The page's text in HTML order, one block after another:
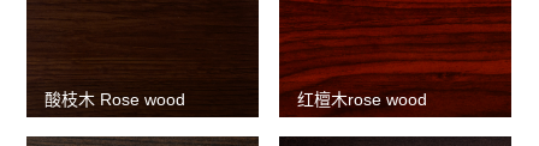
酸枝木 Rose wood 红檀木rose wood